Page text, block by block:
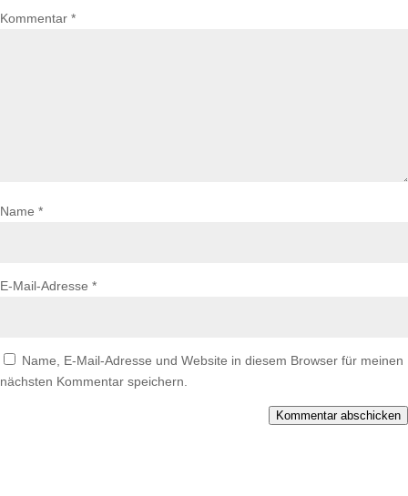
Kommentar *
Name *
E-Mail-Adresse *
Name, E-Mail-Adresse und Website in diesem Browser für meinen
nächsten Kommentar speichern.
Kommentar abschicken